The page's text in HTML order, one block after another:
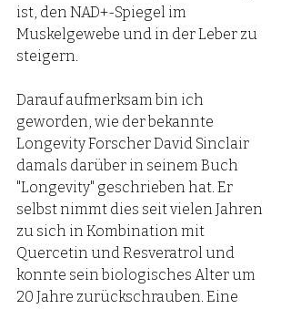
ist, den NAD+-Spiegel im
Muskelgewebe und in der Leber zu
steigern.
Darauf aufmerksam bin ich
geworden, wie der bekannte
Longevity Forscher David Sinclair
damals darüber in seinem Buch
"Longevity" geschrieben hat. Er
selbst nimmt dies seit vielen Jahren
zu sich in Kombination mit
Quercetin und Resveratrol und
konnte sein biologisches Alter um
20 Jahre zurückschrauben. Eine